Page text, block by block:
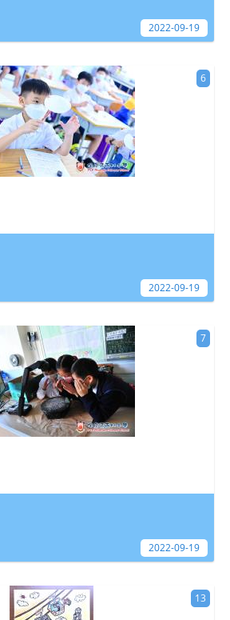
2022-09-19
6
2022-09-19
7
2022-09-19
13